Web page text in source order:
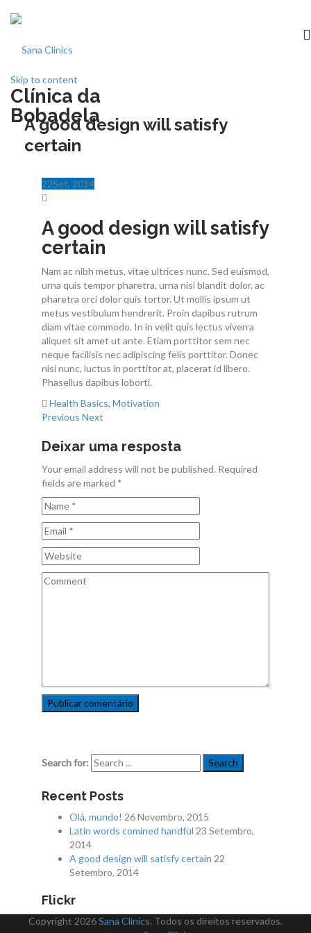
Clínica da
Bobadela
Skip to content
Início
clínica
Especialidades
Acordos
Equipa
Contactos
A good design will satisfy
certain
22Set, 2014
A good design will satisfy
certain
Nam ac nibh metus, vitae ultrices nunc. Sed euismod,
urna quis tempor pharetra, urna nisi blandit dolor, ac
pharetra orci dolor quis tortor. Ut mollis ipsum ut
metus vestibulum hendrerit. Proin dapibus rutrum
diam vitae commodo. In in velit quis lectus viverra
aliquet sit amet ut ante. Etiam porttitor sem nec
neque facilisis nec adipiscing felis porttitor. Donec
nisi nunc, luctus in porttitor at, placerat id libero.
Phasellus dapibus loborti.
Health Basics, Motivation
Previous Next
Deixar uma resposta
Your email address will not be published. Required
fields are marked *
Search for:
Recent Posts
Olá, mundo! 26 Novembro, 2015
Latin words comined handful 23 Setembro,
2014
A good design will satisfy certain 22
Setembro, 2014
Flickr
Copyright 2026Sana Clinics. Todos os direitos reservados.